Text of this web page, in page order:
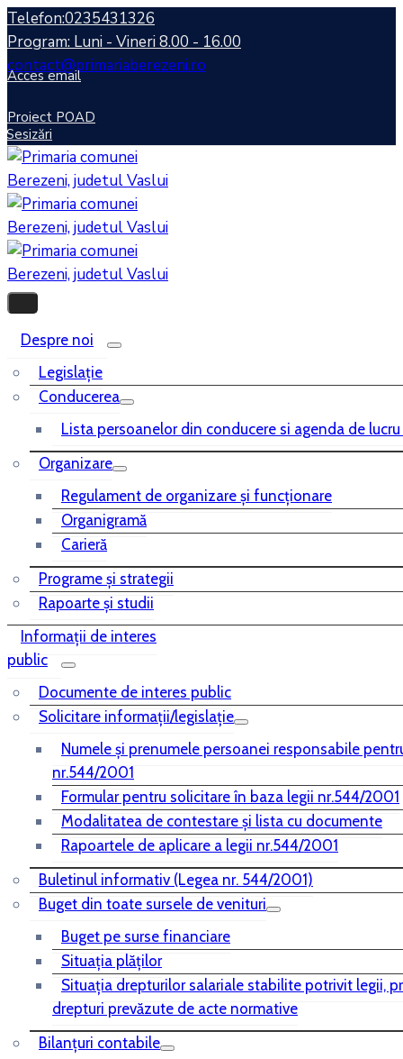
Telefon:0235431326
Program: Luni - Vineri 8.00 - 16.00
contact@primariaberezeni.ro
Acces email
Proiect POAD
Sesizări
Despre noi
Legislaţie
Conducerea
Lista persoanelor din conducere si agenda de
Organizare
Regulament de organizare și funcționare
Organigramă
Carieră
Programe și strategii
Rapoarte și studii
Informații de interes
public
Documente de interes public
Solicitare informații/legislație
Numele și prenumele persoanei responsabile
nr.544/2001
Formular pentru solicitare în baza legii nr.544/2001
Modalitatea de contestare și lista cu documente
Rapoartele de aplicare a legii nr.544/2001
Buletinul informativ (Legea nr. 544/2001)
Buget din toate sursele de venituri
Buget pe surse financiare
Situaţia plăţilor
Situaţia drepturilor salariale stabilite potrivit legii,
drepturi prevăzute de acte normative
Bilanţuri contabile